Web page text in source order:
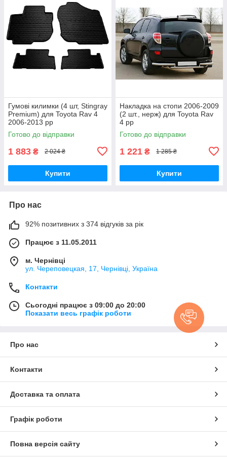
Гумові килимки (4 шт, Stingray
Premium) для Toyota Rav 4
2006-2013 рр
Готово до відправки
1 883 ₴ 2 024 ₴
Купити
Накладка на стопи 2006-2009
(2 шт., нерж) для Toyota Rav
4 рр
Готово до відправки
1 221 ₴ 1 285 ₴
Купити
Про нас
92% позитивних з 374 відгуків за рік
Працює з 11.05.2011
м. Чернівці
ул. Череповецкая, 17, Чернівці, Україна
Контакти
Сьогодні працює з 09:00 до 20:00
Показати весь графік роботи
Про нас
Контакти
Доставка та оплата
Графік роботи
Повна версія сайту